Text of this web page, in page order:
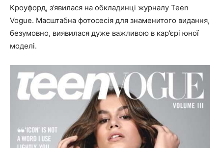
Кроуфорд, з’явилася на обкладинці журналу Teen
Vogue. Масштабна фотосесія для знаменитого видання,
безумовно, виявилася дуже важливою в кар’єрі юної
моделі.